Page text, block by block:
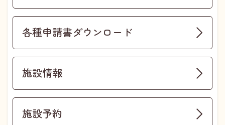
各種申請書ダウンロード
施設情報
施設予約